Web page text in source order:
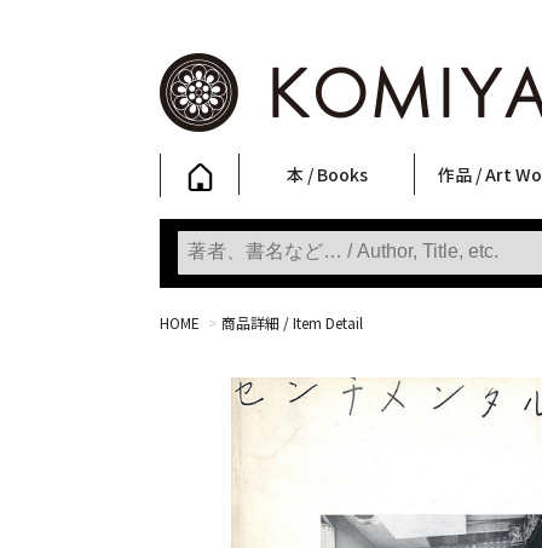
本 / Books
写真集
Photobooks
ファッション
Fashion
アート / 美術
Art
文学・人文
Literature & Humanities
日本文化
Japanese Culture
新刊
New Books
SALE
SALE
作品 / Art
フォトグラフ
Photography
ポスター
Posters
ストリートア
Street Art
立体・その他
Sculptures / etc
アートワーク
Art Works
Primary
KOMIYAMA
版画
Prints
HOME > 商品詳細 / Item Detail